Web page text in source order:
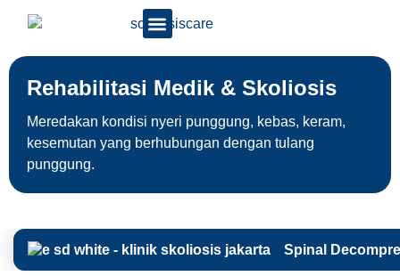
Rehabilitasi Medik & Skoliosis
Meredakan kondisi nyeri punggung, kebas, keram,
kesemutan yang berhubungan dengan tulang
punggung.
Spinal